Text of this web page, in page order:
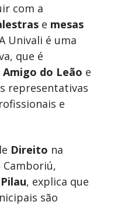
com a
e mesas
Univali é uma
que é
do Leão e
representativas
e
Direito na
Camboriú,
, explica que
são